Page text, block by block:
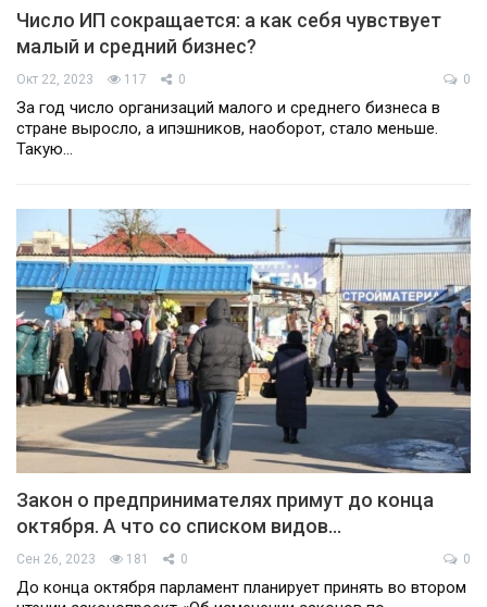
Число ИП сокращается: а как себя чувствует
малый и средний бизнес?
Окт 22, 2023 117 0 0
За год число организаций малого и среднего бизнеса в
стране выросло, а ипэшников, наоборот, стало меньше.
Такую…
Закон о предпринимателях примут до конца
октября. А что со списком видов…
Сен 26, 2023 181 0 0
До конца октября парламент планирует принять во втором